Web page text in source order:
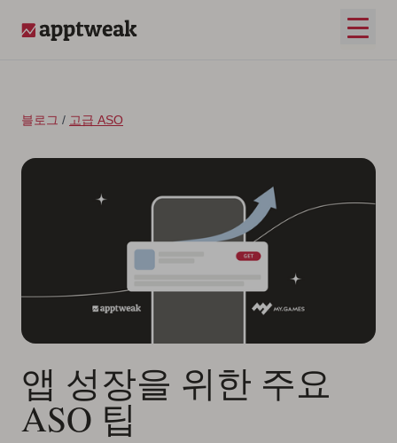
메인
블로그 / 고급 ASO
앱 성장을 위한 주요
ASO 팁